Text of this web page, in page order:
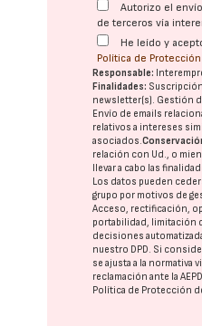
Autorizo el
de terceros vía
He leído y
Política de
Responsable:
Finalidades:
newsletter(s). Gestión
Envío de emails
relativos a intereses
asociados.
relación con Ud., o
llevar a cabo las
Los datos pueden
grupo por motivos de
Acceso, rectificación,
portabilidad, limitación
decisiones
nuestro DPD. Si
se ajusta a la normativa
reclamación ante laAEPD
Política de Protección